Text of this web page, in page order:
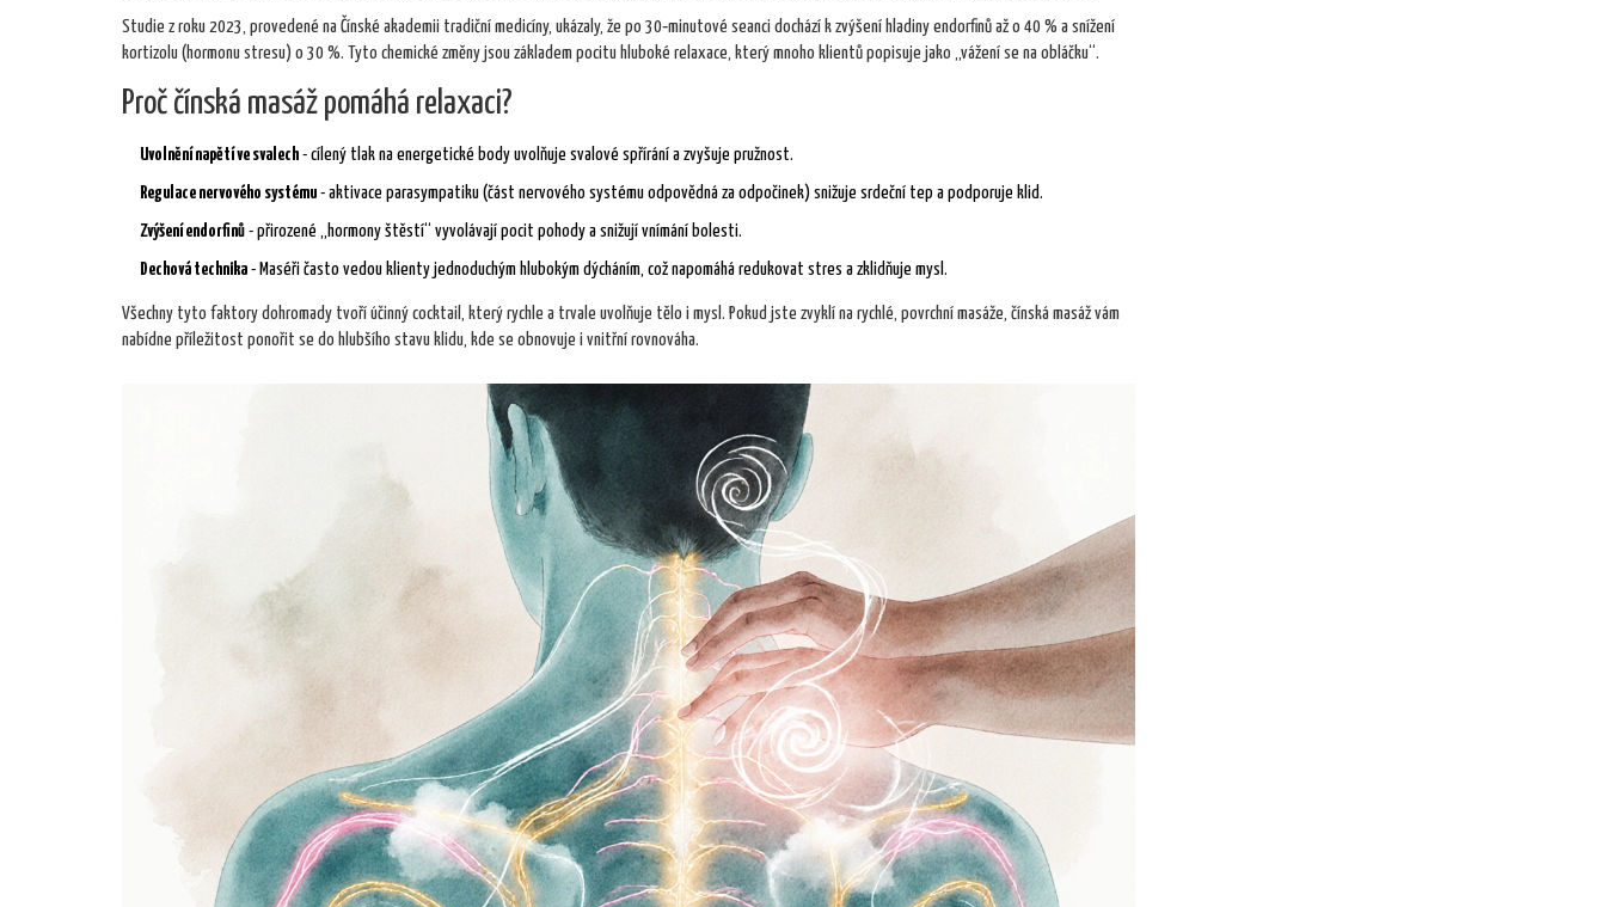
Studie z roku 2023, provedené na Čínské akademii tradiční medicíny, ukázaly, že po 30‑minutové seanci dochází k zvýšení hladiny endorfinů až o 40 % a snížení
kortizolu (hormonu stresu) o 30 %. Tyto chemické změny jsou základem pocitu hluboké relaxace, který mnoho klientů popisuje jako „vážení se na obláčku“.
Proč čínská masáž pomáhá relaxaci?
Uvolnění napětí ve svalech - cílený tlak na energetické body uvolňuje svalové spřírání a zvyšuje pružnost.
Regulace nervového systému - aktivace parasympatiku (část nervového systému odpovědná za odpočinek) snižuje srdeční tep a podporuje klid.
Zvýšení endorfinů - přirozené „hormony štěstí“ vyvolávají pocit pohody a snižují vnímání bolesti.
Dechová technika - Maséři často vedou klienty jednoduchým hlubokým dýcháním, což napomáhá redukovat stres a zklidňuje mysl.
Všechny tyto faktory dohromady tvoří účinný cocktail, který rychle a trvale uvolňuje tělo i mysl. Pokud jste zvyklí na rychlé, povrchní masáže, čínská masáž vám
nabídne příležitost ponořit se do hlubšího stavu klidu, kde se obnovuje i vnitřní rovnováha.